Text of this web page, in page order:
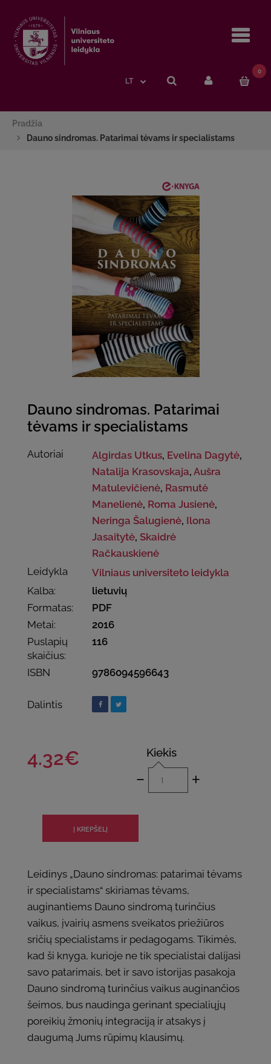
LT
0
Pradžia
Dauno sindromas. Patarimai tėvams ir specialistams
Dauno sindromas. Patarimai
tėvams ir specialistams
Autoriai Algirdas Utkus, Evelina Dagytė,
Natalija Krasovskaja,Aušra
Matulevičienė, Rasmutė
Manelienė, Roma Jusienė,
Neringa Šalugienė, Ilona
Jasaitytė,Skaidrė
Račkauskienė
Leidykla
Vilniaus universiteto leidykla
Kalba:
lietuvių
Formatas:
PDF
Metai:
2016
Puslapių
skaičius:
116
ISBN 9786094596643
Dalintis
4.32€ Kiekis
- +
Leidinys „Dauno sindromas: patarimai tėvams
ir specialistams“ skiriamas tėvams,
auginantiems Dauno sindromą turinčius
vaikus, įvairių asmens sveikatos priežiūros
sričių specialistams ir pedagogams. Tikimės,
kad ši knyga, kurioje ne tik specialistai dalijasi
savo patarimais, bet ir savo istorijas pasakoja
Dauno sindromą turinčius vaikus auginančios
šeimos, bus naudinga gerinant specialiųjų
poreikių žmonių integraciją ir atsakys į
daugumą Jums rūpimų klausimų.